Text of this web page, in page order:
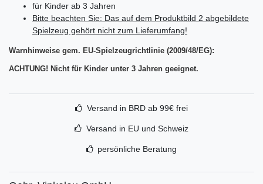
für Kinder ab 3 Jahren
Bitte beachten Sie: Das auf dem Produktbild 2 abgebildete
Spielzeug gehört nicht zum Lieferumfang!
Warnhinweise gem. EU-Spielzeugrichtlinie (2009/48/EG):
ACHTUNG! Nicht für Kinder unter 3 Jahren geeignet.
Versand in BRD ab 99€ frei
Versand in EU und Schweiz
persönliche Beratung